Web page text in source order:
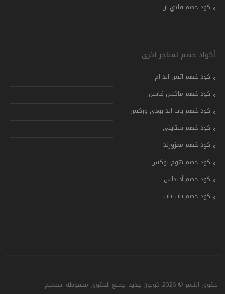
كود خصم فلاي ان
أكواد خصم لمتاجر اخرى
كود خصم اتش اند ام
كود خصم ماكس فاشن
كود خصم باث اند بودي وركس
كود خصم ستايلي
كود خصم ممزورلد
كود خصم هوم بوكس
كود خصم أديداس
كود خصم بات بات
حقوق النشر © 2026 كوبون جديد. جميع الحقوق محفوظة. تصميم